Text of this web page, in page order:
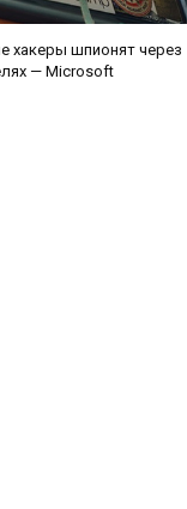
хакеры шпионят через
— Microsoft